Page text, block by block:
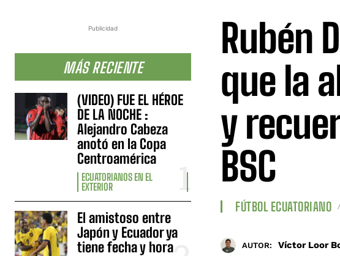
Publicidad
MÁS RECIENTE
(VIDEO) FUE EL HÉROE
DE LA NOCHE :
Alejandro Cabeza
anotó en la Copa
Centroamérica
ECUATORIANOS EN EL
EXTERIOR
El amistoso entre
Japón y Ecuador ya
tiene fecha y hora
Rubén
que la
y
BSC
FÚTBOL ECUATORIANO
AUTOR: Víctor Loor